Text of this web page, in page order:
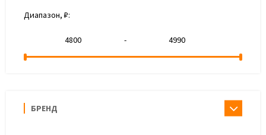
Диапазон, ₽:
-
БРЕНД